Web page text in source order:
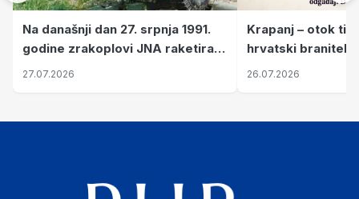
Na današnji dan 27. srpnja 1991.
godine zrakoplovi JNA raketirali
su vojarnu i obučni centar "Nikola
27.07.2026
Krapanj – otok
hrvatski branitelji
pronalaze mir
26.07.2026